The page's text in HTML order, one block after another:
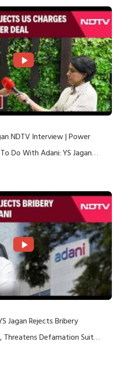
NDTV Interview | Power
Do With Adani: YS Jagan
Jagan Rejects Bribery
Threatens Defamation Suit